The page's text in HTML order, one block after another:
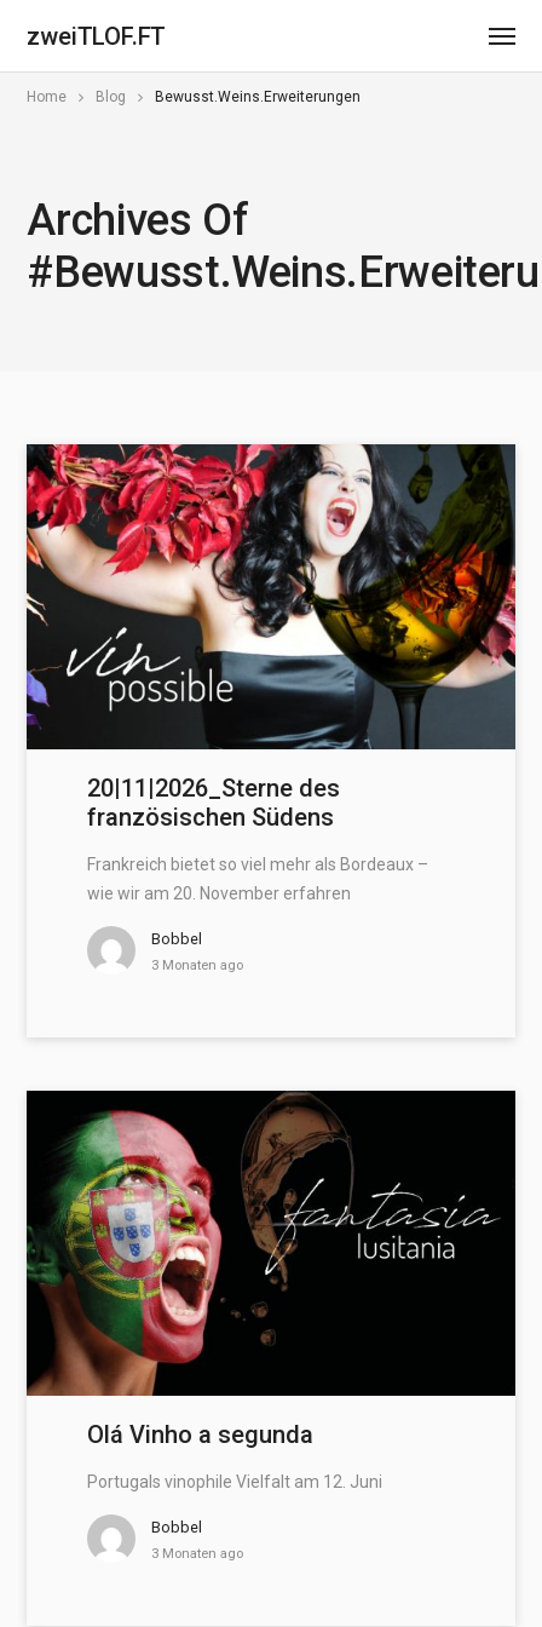
zweiTLOF.FT
Home Blog Bewusst.Weins.Erweiterungen
Archives Of
20|11|2026_Sterne des
französischen Südens
Frankreich bietet so viel mehr als Bordeaux –
wie wir am 20. November erfahren
Bobbel
3 Monaten ago
Olá Vinho a segunda
Portugals vinophile Vielfalt am 12. Juni
Bobbel
3 Monaten ago